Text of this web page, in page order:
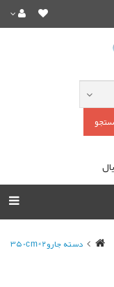
دسته جارو2*350cm